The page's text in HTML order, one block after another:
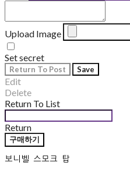
Upload Image
Set secret
Return To Post Save
Edit
Delete
Return To List
Return
구매하기
보니벨 스모크 탑